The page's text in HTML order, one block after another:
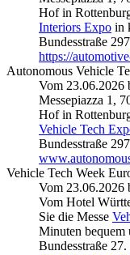
Hof in
Interiors Expo in
Bundesstraße
https://
Autonomous Vehicle
Vom 23.06.2026
Messepiazza 1,
Hof in
Vehicle Tech
Bundesstraße
Vehicle Tech Week
Vom 23.06.2026
Vom Hotel
Sie die Messe
Minuten bequem
Bundesstraße